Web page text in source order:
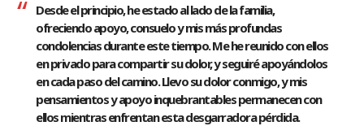
Desde el principio, he estado al lado de la familia,
ofreciendo apoyo, consuelo y mis más profundas
condolencias durante este tiempo. Me he reunido con ellos
en privado para compartir su dolor, y seguiré apoyándolos
en cada paso del camino. Llevo su dolor conmigo, y mis
pensamientos y apoyo inquebrantables permanecen con
ellos mientras enfrentan esta desgarradora pérdida.